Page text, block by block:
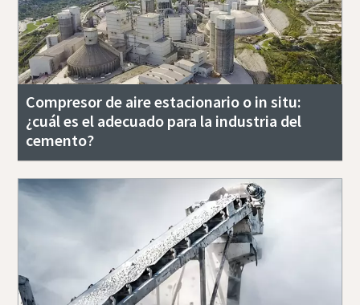
Compresor de aire estacionario o in situ:
¿cuál es el adecuado para la industria del
cemento?